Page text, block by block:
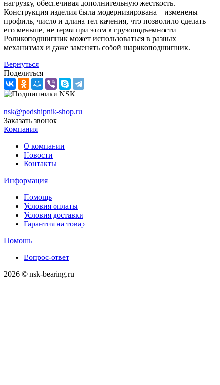
нагрузку, обеспечивая дополнительную жесткость.
Конструкция изделия была модернизирована – изменены
профиль, число и длина тел качения, что позволило сделать
его меньше, не теряя при этом в грузоподъемности.
Роликоподшипник может использоваться в разных
механизмах и даже заменять собой шарикоподшипник.
Вернуться
Поделиться
nsk@podshipnik-shop.ru
Заказать звонок
Компания
О компании
Новости
Контакты
Информация
Помощь
Условия оплаты
Условия доставки
Гарантия на товар
Помощь
Вопрос-ответ
2026 © nsk-bearing.ru